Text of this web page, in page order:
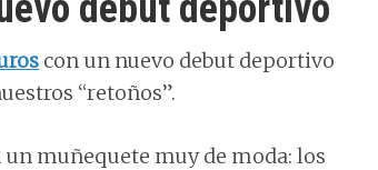
con un nuevo debut deportivo
“retoños”.
muñequete muy de moda: los